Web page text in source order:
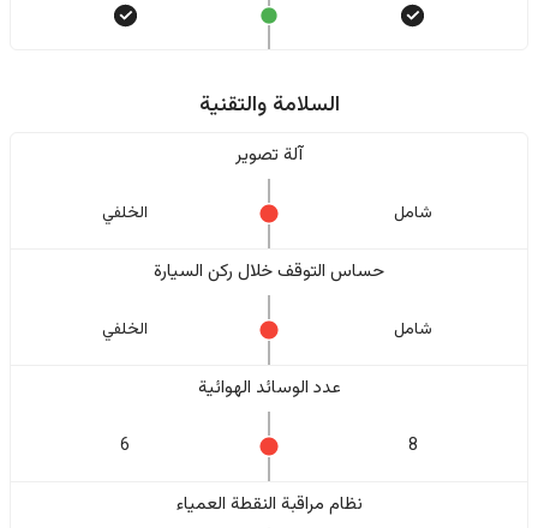
السلامة والتقنية
آلة تصوير
شامل الخلفي
حساس التوقف خلال ركن السيارة
شامل الخلفي
عدد الوسائد الهوائية
8
6
نظام مراقبة النقطة العمياء